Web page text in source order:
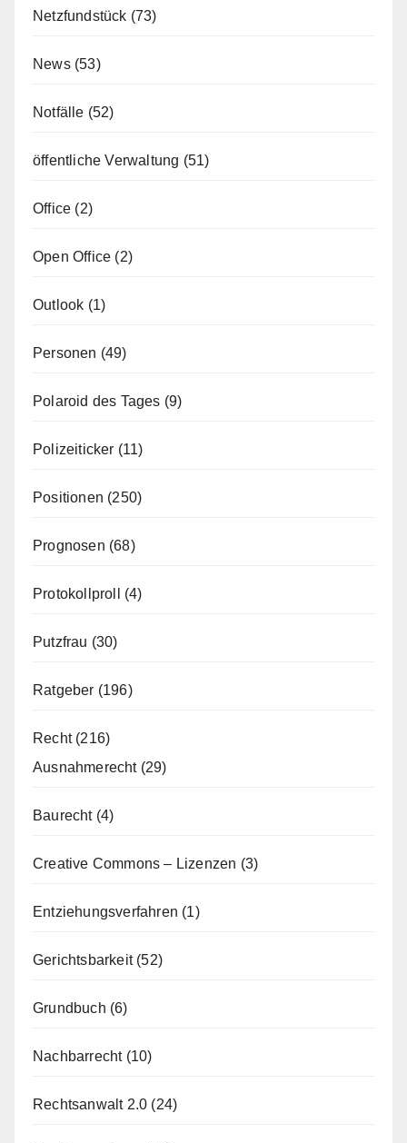
Netzfundstück (73)
News(53)
Notfälle (52)
öffentliche Verwaltung (51)
Office (2)
Open Office (2)
Outlook (1)
Personen (49)
Polaroid des Tages (9)
Polizeiticker (11)
Positionen (250)
Prognosen (68)
Protokollproll (4)
Putzfrau (30)
Ratgeber (196)
Recht(216)
Ausnahmerecht(29)
Baurecht(4)
Creative Commons – Lizenzen (3)
Entziehungsverfahren (1)
Gerichtsbarkeit(52)
Grundbuch (6)
Nachbarrecht(10)
Rechtsanwalt 2.0 (24)